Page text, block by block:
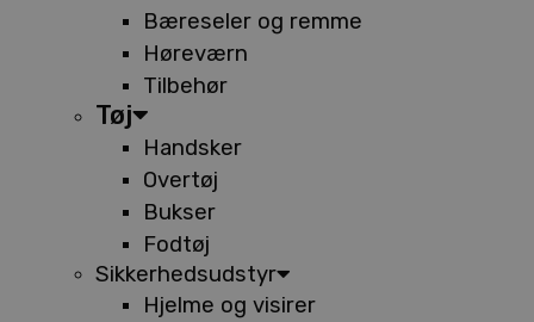
Bæreseler og remme
Høreværn
Tilbehør
Tøj
Handsker
Overtøj
Bukser
Fodtøj
Sikkerhedsudstyr
Hjelme og visirer